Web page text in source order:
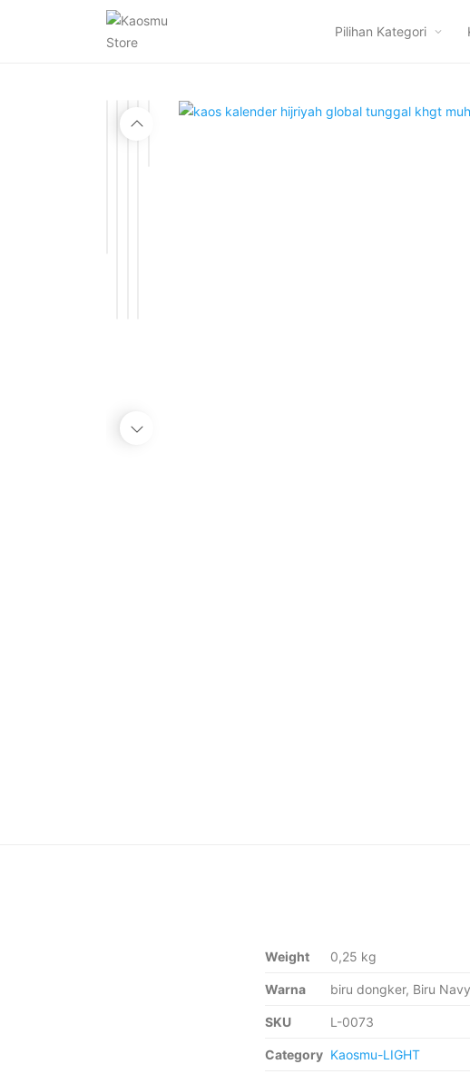
Pilihan Kategori
Weight 0,25 kg
Warna biru dongker, Biru Navy
SKU L-0073
Category Kaosmu-LIGHT